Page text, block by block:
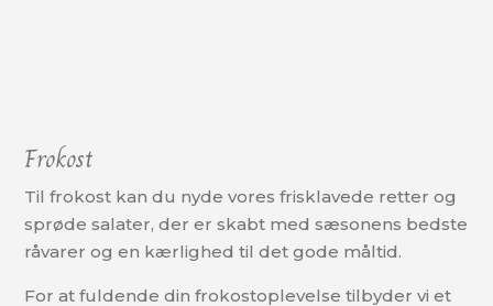
Frokost
Til frokost kan du nyde vores frisklavede retter og
sprøde salater, der er skabt med sæsonens bedste
råvarer og en kærlighed til det gode måltid.
For at fuldende din frokostoplevelse tilbyder vi et